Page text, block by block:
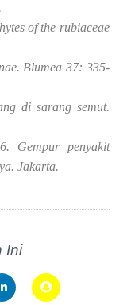
of the rubiaceae
Blumea 37: 335-
di sarang semut.
Gempur penyakit
Jakarta.
Ini